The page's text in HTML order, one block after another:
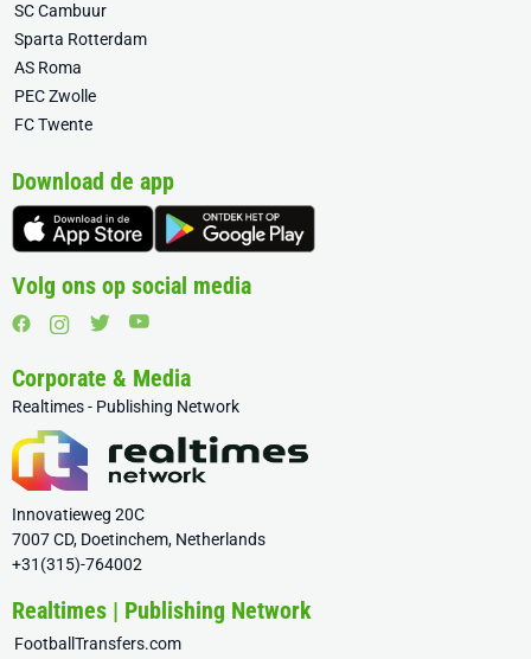
SC Cambuur
Sparta Rotterdam
AS Roma
PEC Zwolle
FC Twente
Download de app
Volg ons op social media
Corporate & Media
Realtimes - Publishing Network
Innovatieweg 20C
7007 CD, Doetinchem, Netherlands
+31(315)-764002
Realtimes | Publishing Network
FootballTransfers.com